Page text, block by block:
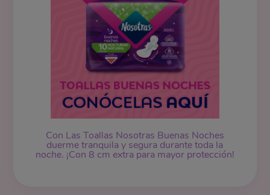
Con Las Toallas Nosotras Buenas Noches
duerme tranquila y segura durante toda la
noche. ¡Con 8 cm extra para mayor protección!